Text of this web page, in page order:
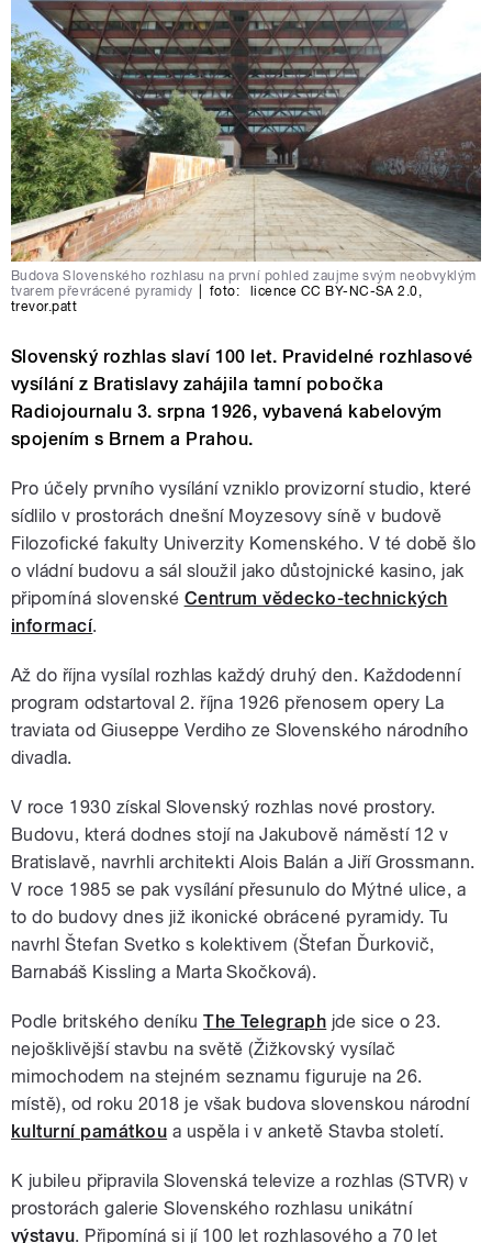
Budova Slovenského rozhlasu na první pohled zaujme svým neobvyklým
tvarem převrácené pyramidy
foto: licence CC BY-NC-SA 2.0,
trevor.patt
Slovenský rozhlas slaví 100 let. Pravidelné rozhlasové
vysílání z Bratislavy zahájila tamní pobočka
Radiojournalu 3. srpna 1926, vybavená kabelovým
spojením s Brnem a Prahou.
Pro účely prvního vysílání vzniklo provizorní studio, které
sídlilo v prostorách dnešní Moyzesovy síně v budově
Filozofické fakulty Univerzity Komenského. V té době šlo
o vládní budovu a sál sloužil jako důstojnické kasino, jak
připomíná slovenské Centrum vědecko-technických
informací.
Až do října vysílal rozhlas každý druhý den. Každodenní
program odstartoval 2. října 1926 přenosem opery La
traviata od Giuseppe Verdiho ze Slovenského národního
divadla.
V roce 1930 získal Slovenský rozhlas nové prostory.
Budovu, která dodnes stojí na Jakubově náměstí 12 v
Bratislavě, navrhli architekti Alois Balán a Jiří Grossmann.
V roce 1985 se pak vysílání přesunulo do Mýtné ulice, a
to do budovy dnes již ikonické obrácené pyramidy. Tu
navrhl Štefan Svetko s kolektivem (Štefan Ďurkovič,
Barnabáš Kissling a Marta Skočková).
Podle britského deníkuThe Telegraph jde sice o 23.
nejošklivější stavbu na světě (Žižkovský vysílač
mimochodem na stejném seznamu figuruje na 26.
místě), od roku 2018 je však budova slovenskou národní
kulturní památkou a uspěla i v anketě Stavba století.
K jubileu připravila Slovenská televize a rozhlas (STVR) v
prostorách galerie Slovenského rozhlasu unikátní
výstavu. Připomíná si jí 100 let rozhlasového a 70 let